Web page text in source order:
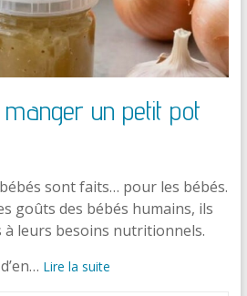
un petit pot
sont faits… pour les bébés.
goûts des bébés humains, ils
leurs besoins nutritionnels.
Lire la suite